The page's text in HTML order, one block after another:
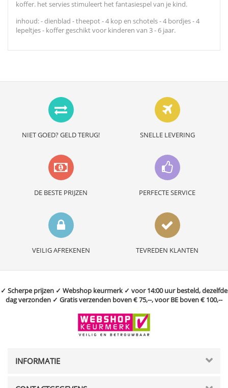
koffer. het servies stimuleert het fantasiespel van je kind.
inhoud: - dienblad - theepot - 4 kop en schotels - 4 bordjes - 4
lepeltjes - koffer geschikt voor kinderen van 3 - 6 jaar.
NIET GOED? GELD TERUG! SNELLE LEVERING
DE BESTE PRIJZEN PERFECTE SERVICE
VEILIG AFREKENEN TEVREDEN KLANTEN
✓ Scherpe prijzen ✓ Webshop keurmerk ✓ voor 14:00 uur besteld, dezelfde
dag verzonden ✓ Gratis verzenden boven € 75,--, voor BE boven € 100,--
INFORMATIE